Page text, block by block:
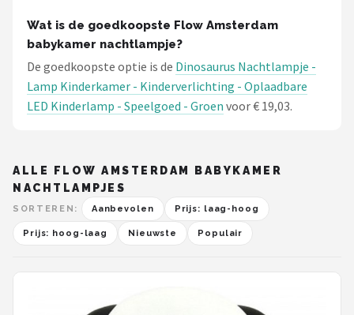
Wat is de goedkoopste Flow Amsterdam
babykamer nachtlampje?
De goedkoopste optie is de Dinosaurus Nachtlampje -
Lamp Kinderkamer - Kinderverlichting - Oplaadbare
LED Kinderlamp - Speelgoed - Groen voor € 19,03.
ALLE FLOW AMSTERDAM BABYKAMER
NACHTLAMPJES
SORTEREN: Aanbevolen Prijs: laag-hoog
Prijs: hoog-laag Nieuwste Populair